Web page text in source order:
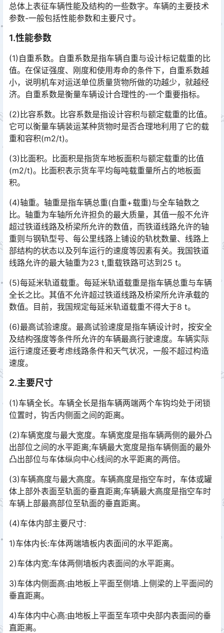
总体上表征车辆性能及结构的一些数字。车辆的主要技术
参数-一般包括性能参数和主要尺寸。
1.性能参数
(1)自重系数。自重系数是指车辆自重与设计标记载重的比
值。在保证强度、刚度和使用寿命的条件下，自重系数越
小，说明机车对运送单位质量货物所做的功越少，就越经
济。自重系数是衡量车辆设计合理性的-一个重要指标。󠅅󠅃󠄵󠅂󠄪󠇖󠆨󠆨󠇕󠆞󠆒󠅬󠇘󠆭󠆘󠇙󠆝󠅵󠇗󠆭󠆁󠄐󠇗󠅹󠅸󠇖󠆍󠅳󠇖󠅹󠅰󠇖󠆌󠅹
(2)比容系数。比容系数是指设计容积与额定载重的比值。
它可以衡量车辆装运某种货物时是否合理地利用了它的载
重和容积(m2/t)。
(3)比面积。比面积是指货车地板面积与额定载重的比值
(m2/t)。比面积表示货车平均每吨载重量所占的地板面
积。
(4)轴重。轴重是指车辆总重(自重+载重)与全车轴数之
比。轴重为车轴所允许担负的最大质量，其值一般不允许
超过铁道线路及桥梁所允许的数值，而铁道线路允许的轴
重则与钢轨型号、每公里线路上铺设的轨枕数量、线路上
部结构的状态以及列车运行的速度等因素有关。我国铁道
线路允许的最大轴重为23 t,重载铁路可达到25 t。󠅅󠅃󠄵󠅂󠄪󠇖󠆨󠆨󠇕󠆞󠆒󠅬󠇘󠆭󠆘󠇙󠆝󠅵󠇗󠆭󠆁󠄐󠇗󠅹󠅸󠇖󠆍󠅳󠇖󠅹󠅰󠇖󠆌󠅹
(5)每延米轨道载重。每延米轨道载重是指车辆总重与车辆
全长之比。其值不允许超过铁道线路及桥梁所允许承载的
数值。目前，我国规定每延米轨道载重不得大于8 t。
(6)最高试验速度。最高试验速度是指车辆设计时，按安全
及结构强度等条件所允许的车辆最高行驶速度。车辆实际
运行速度还要考虑线路条件和天气状况，一般不超过构造
速度。󠅅󠅃󠄵󠅂󠄪󠇖󠆨󠆨󠇕󠆞󠆒󠅬󠇘󠆭󠆘󠇙󠆝󠅵󠇗󠆭󠆁󠄐󠇗󠅹󠅸󠇖󠆍󠅳󠇖󠅹󠅰󠇖󠆌󠅹
2.主要尺寸
(1)车辆全长。车辆全长是指车辆两端两个车钩均处于闭锁
位置时，钩舌内侧面之间的距离。
(2)车辆宽度与最大宽度。车辆宽度是指车辆两侧的最外凸
出部位之间的水平距离;车辆最大宽度是指车辆侧面的最外
凸出部位与车体纵向中心线间的水平距离的两倍。
(3)车辆高度与最大高度。车辆高度是指空车时，车体或罐
体上部外表面至轨面的垂直距离;车辆最大高度是指空车时
车辆上部最高部位至轨面的垂直距离。
(4)车体内部主要尺寸:
1)车体内长:车体两端墙板内表面间的水平距离。
2)车体内宽:车体两侧墙板内表面间的水平距离。
3)车体内侧面高:由地板上平面至侧墙.上侧梁的上平面间的
垂直距离。
4)车体内中心高:由地板上平面至车项中央部内表面间的垂
直距离。